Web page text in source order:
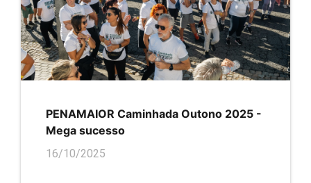
PENAMAIOR Caminhada Outono 2025 -
Mega sucesso
16/10/2025